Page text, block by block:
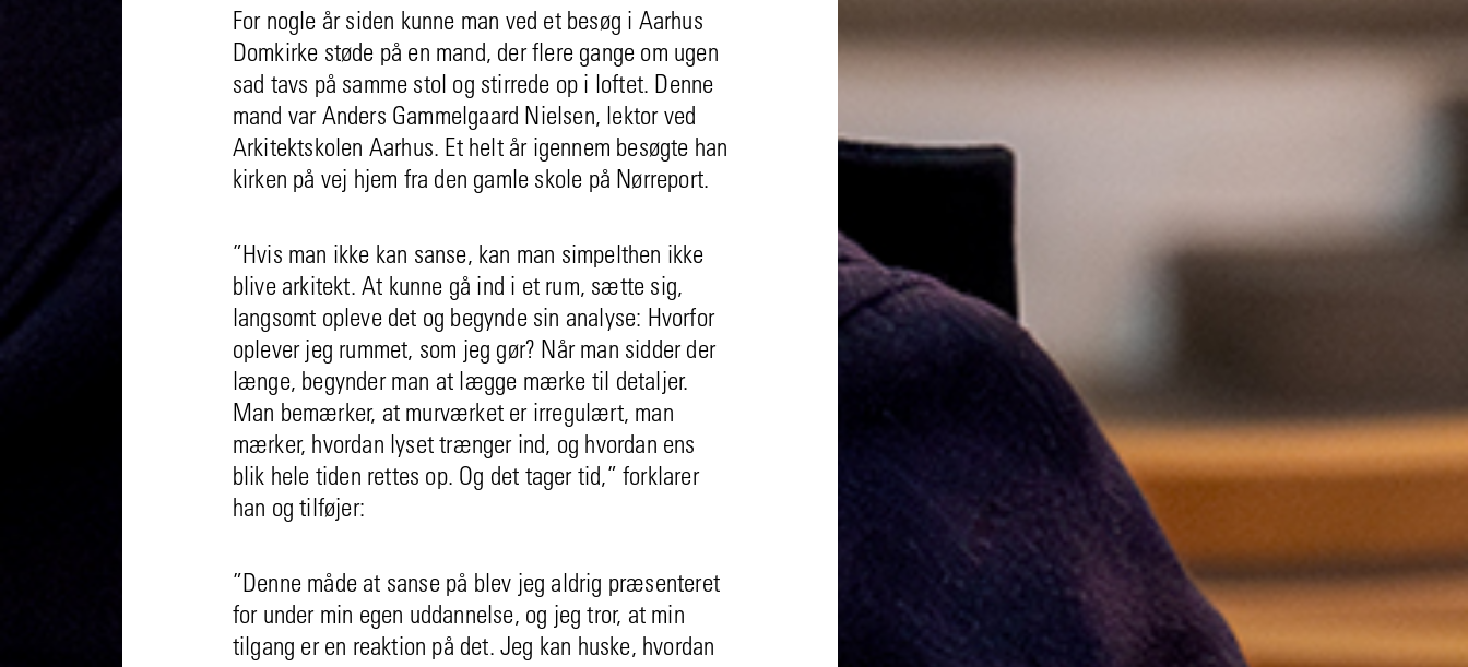
For nogle år siden kunne man ved et besøg i Aarhus
Domkirke støde på en mand, der flere gange om ugen
sad tavs på samme stol og stirrede op i loftet. Denne
mand var Anders Gammelgaard Nielsen, lektor ved
Arkitektskolen Aarhus. Et helt år igennem besøgte han
kirken på vej hjem fra den gamle skole på Nørreport.
”Hvis man ikke kan sanse, kan man simpelthen ikke
blive arkitekt. At kunne gå ind i et rum, sætte sig,
langsomt opleve det og begynde sin analyse: Hvorfor
oplever jeg rummet, som jeg gør? Når man sidder der
længe, begynder man at lægge mærke til detaljer.
Man bemærker, at murværket er irregulært, man
mærker, hvordan lyset trænger ind, og hvordan ens
blik hele tiden rettes op. Og det tager tid,” forklarer
han og tilføjer:
”Denne måde at sanse på blev jeg aldrig præsenteret
for under min egen uddannelse, og jeg tror, at min
tilgang er en reaktion på det. Jeg kan huske, hvordan